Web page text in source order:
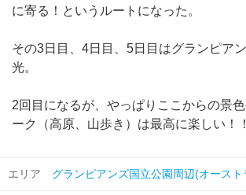
に寄る！というルートになった。
その3日目、4日目、5日目はグランピア
光。
2回目になるが、やっぱりここからの景
ーク（高原、山歩き）は最高に楽しい！！
エリア グランピアンズ国立公園周辺(オースト